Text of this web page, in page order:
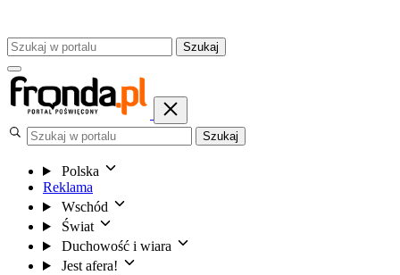
Szukaj
Szukaj
Polska
Reklama
Wschód
Świat
Duchowość i wiara
Jest afera!